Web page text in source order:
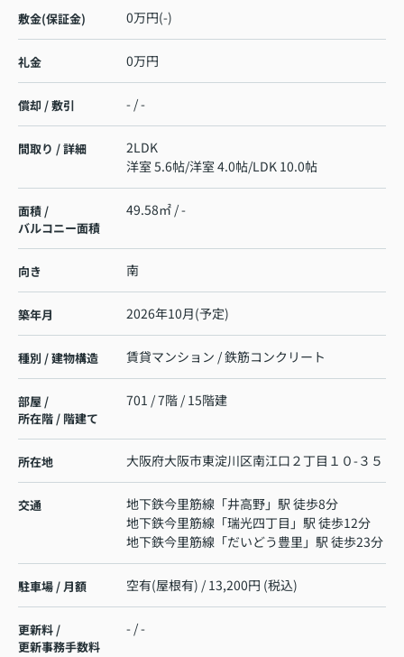
敷金(保証金) 0万円(-)
礼金 0万円
償却 / 敷引 - / -
間取り / 詳細
2LDK
洋室 5.6帖/洋室 4.0帖/LDK 10.0帖
面積 /
バルコニー面積
49.58㎡ / -
向き 南
築年月 2026年10月(予定)
種別 / 建物構造 賃貸マンション / 鉄筋コンクリート
部屋 /
所在階 / 階建て
701 / 7階 / 15階建
所在地 大阪府大阪市東淀川区南江口 ２丁目１０-３５
交通 地下鉄今里筋線 「井高野」駅 徒歩8分
地下鉄今里筋線 「瑞光四丁目 」駅 徒歩12分
地下鉄今里筋線 「だいどう豊里 」駅 徒歩23分
駐車場 / 月額 空有(屋根有) / 13,200円 (税込)
更新料 /
更新事務手数料
- / -